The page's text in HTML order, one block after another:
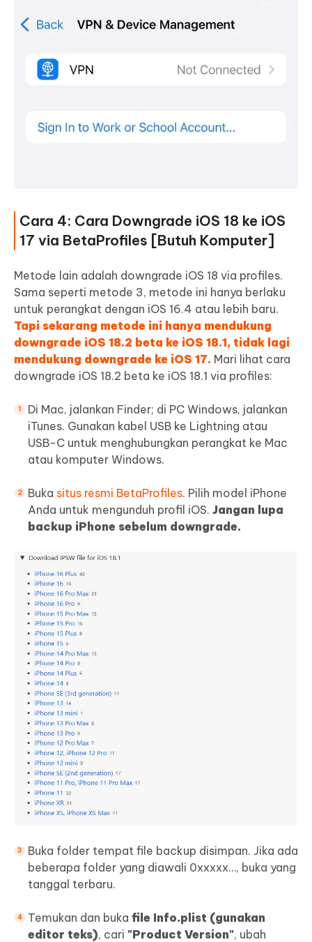
Cara 4: Cara Downgrade iOS 18 ke iOS
17 via BetaProfiles [Butuh Komputer]
Metode lain adalah downgrade iOS 18 via profiles.
Sama seperti metode 3, metode ini hanya berlaku
untuk perangkat dengan iOS 16.4 atau lebih baru.
Tapi sekarang metode ini hanya mendukung
downgrade iOS 18.2 beta ke iOS 18.1, tidak lagi
mendukung downgrade ke iOS 17. Mari lihat cara
downgrade iOS 18.2 beta ke iOS 18.1 via profiles:
Di Mac, jalankan Finder; di PC Windows, jalankan
iTunes. Gunakan kabel USB ke Lightning atau
USB-C untuk menghubungkan perangkat ke Mac
atau komputer Windows.
Buka situs resmi BetaProfiles. Pilih model iPhone
Anda untuk mengunduh profil iOS. Jangan lupa
backup iPhone sebelum downgrade.
Buka folder tempat file backup disimpan. Jika ada
beberapa folder yang diawali 0xxxxx…, buka yang
tanggal terbaru.
Temukan dan buka file Info.plist (gunakan
editor teks), cari "Product Version", ubah